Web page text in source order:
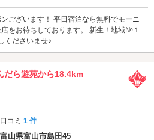
ございます！ 平日宿泊なら無料でモーニ
をお待ちしております。 新生！地域№１
ださいませ♪
だら遊苑から18.4km
口コミ1 件
富山県富山市島田45